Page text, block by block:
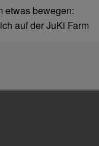
etwas bewegen:
auf der JuKi Farm